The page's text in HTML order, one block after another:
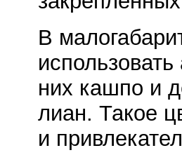
В
них кашпо и
лиан. Такое
и